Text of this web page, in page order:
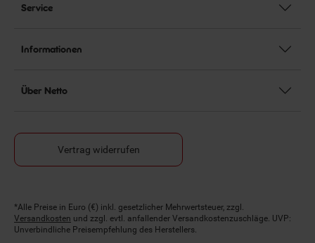
Service
Informationen
Über Netto
Vertrag widerrufen
Fußnoten
*Alle Preise in Euro (€) inkl. gesetzlicher Mehrwertsteuer, zzgl.
Versandkosten und zzgl. evtl. anfallender Versandkostenzuschläge. UVP:
Unverbindliche Preisempfehlung des Herstellers.